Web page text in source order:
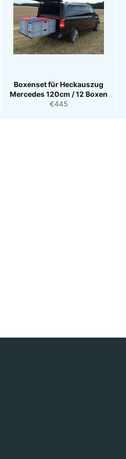
Boxenset für Heckauszug
Mercedes 120cm / 12 Boxen
Normaler
€445